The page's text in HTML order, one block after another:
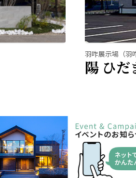
羽咋展示場（羽
陽 ひだ